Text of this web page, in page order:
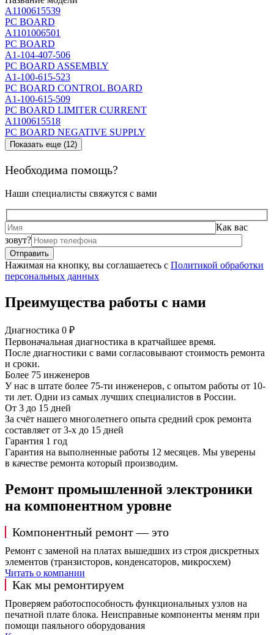
A1100615539
PC BOARD
A1101006501
PC BOARD
A1-104-407-506
PC BOARD ASSEMBLY
A1-100-615-523
PC BOARD CONTROL BOARD
A1-100-615-509
PC BOARD LIMITER CURRENT
A1100615518
PC BOARD NEGATIVE SUPPLY
Показать еще (12)
Необходима помощь?
Наши специалисты свяжутся с вами
Как вас
зовут?
Нажимая на кнопку, вы соглашаетесь с Политикой обработки
персональных данных
Преимущества работы с нами
Диагностика 0 ₽
Первоначальная диагностика в кратчайшее время.
После диагностики с вами согласовывают стоимость ремонта
и сроки.
Более 75 инженеров
У нас в штате более 75-ти инженеров, с опытом работы от 10-
ти лет. Одни из самых лучших специалистов в России.
От 3 до 15 дней
За счёт нашего многолетнего опыта средний срок ремонта
составляет от 3-х до 15 дней
Гарантия 1 год
Гарантия на выполненные работы 12 месяцев. Мы уверены
в качестве ремонта который производим.
Ремонт промышленной электроники
на компонентном уровне
Компонентный ремонт — это
Ремонт с заменой на платах вышедших из строя дискретных
элементов (транзисторов, конденсаторов, микросхем)
Читать о компании
Как мы ремонтируем
Проверяем работоспособность функциональных узлов на
печатной плате блока. Неисправные компоненты меням при
помощи паяльного оборудования